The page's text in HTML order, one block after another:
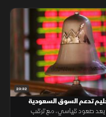
23:32
تدعم السوق السعودية
بعد صعود قياسي، مع ترقب